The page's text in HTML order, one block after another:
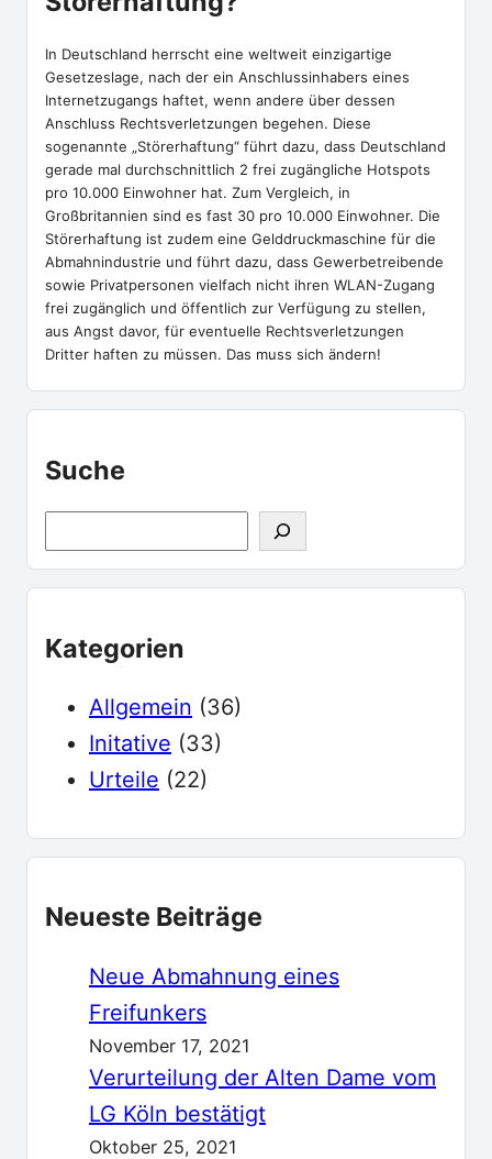
In Deutschland herrscht eine weltweit einzigartige
Gesetzeslage, nach der ein Anschlussinhabers eines
Internetzugangs haftet, wenn andere über dessen
Anschluss Rechtsverletzungen begehen. Diese
sogenannte „Störerhaftung“ führt dazu, dass Deutschland
gerade mal durchschnittlich 2 frei zugängliche Hotspots
pro 10.000 Einwohner hat. Zum Vergleich, in
Großbritannien sind es fast 30 pro 10.000 Einwohner. Die
Störerhaftung ist zudem eine Gelddruckmaschine für die
Abmahnindustrie und führt dazu, dass Gewerbetreibende
sowie Privatpersonen vielfach nicht ihren WLAN-Zugang
frei zugänglich und öffentlich zur Verfügung zu stellen,
aus Angst davor, für eventuelle Rechtsverletzungen
Dritter haften zu müssen. Das muss sich ändern!
Suche
u
h
Kategorien
Allgemein (36)
Initative (33)
Urteile (22)
Neueste Beiträge
Neue Abmahnung eines
Freifunkers
November 17, 2021
Verurteilung der Alten Dame vom
LG Köln bestätigt
Oktober 25, 2021